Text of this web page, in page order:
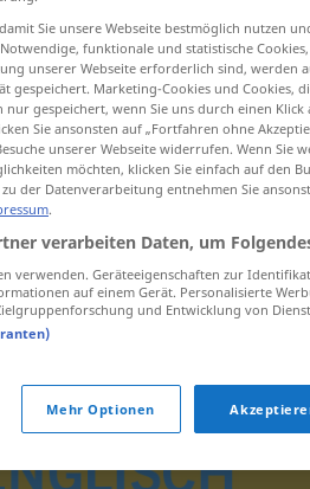
Sie unsere Webseite bestmöglich nutzen
funktionale und statistische
unserer Webseite erforderlich sind, werden
gespeichert. Marketing-Cookies und Cookies,
gespeichert, wenn Sie uns durch einen
Sie ansonsten auf „Fortfahren ohne
unserer Webseite widerrufen. Wenn Sie
möchten, klicken Sie einfach auf den
der Datenverarbeitung entnehmen Sie
.
verarbeiten Daten, um
verwenden. Geräteeigenschaften zur
auf einem Gerät. Personalisierte
und Entwicklung von
Mehr Optionen